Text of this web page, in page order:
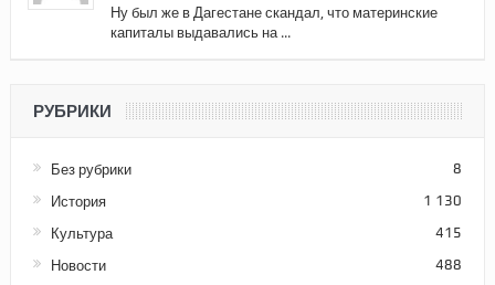
Ну был же в Дагестане скандал, что материнские
капиталы выдавались на ...
РУБРИКИ
Без рубрики 8
История 1 130
Культура 415
Новости 488